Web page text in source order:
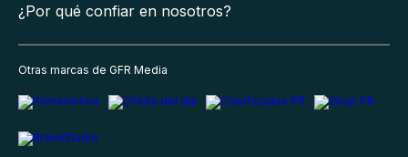
¿Por qué confiar en nosotros?
Otras marcas de GFR Media